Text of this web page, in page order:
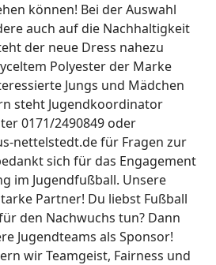
können! Bei der Auswahl
auch auf die Nachhaltigkeit
der neue Dress nahezu
Polyester der Marke
Jungs und Mädchen
steht Jugendkoordinator
0171/2490849 oder
nettelstedt.de für Fragen zur
sich für das Engagement
im Jugendfußball. Unsere
Partner! Du liebst Fußball
den Nachwuchs tun? Dann
Jugendteams als Sponsor!
wir Teamgeist, Fairness und